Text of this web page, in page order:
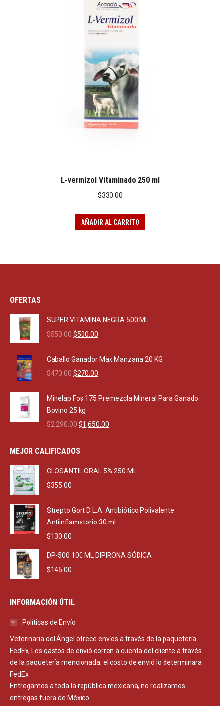
L-vermizol Vitaminado 250 ml
$330.00
AÑADIR AL CARRITO
OFERTAS
SUPER VITAMINA NEGRA 500 ML
$550.00Original
was:
$550.00.
$500.00
is:
Caballo Ganador Max Manzana 20 KG
$470.00Original
was:
$470.00.
$270.00
is:
Minelap Fos 175 Premezcla Mineral Para Ganado
Bovino 25 kg
$2,290.00Original
was:
$1,650.00
MEJOR CALIFICADOS
CLOSANTIL ORAL 5% 250 ML
$355.00
Strepto Gort D L.A. Antibiótico Polivalente
Antiinflamatorio 30 ml
$130.00
DP-500 100 ML DIPIRONA SÓDICA
$145.00
INFORMACIÓN ÚTIL
Políticas de Envío
Veterinaria del Ángel ofrece envíos a través de la paquetería
FedEx, Los gastos de envió corren a cuenta del cliente a través
de la paquetería mencionada; el costo de envió lo determinara
FedEx.
Entregamos a toda la república mexicana, no realizamos
entregas fuera de México.